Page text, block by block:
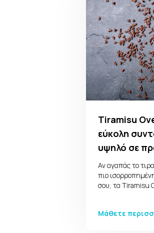
Tiramisu
εύκολη
υψηλό σε
Αν αγαπάς το
πιο
σου, τα Tiramisu
Μάθετε